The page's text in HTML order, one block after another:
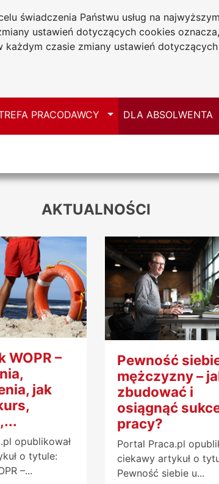
świadczenia Państwu usług na
ustawień dotyczących cookies
czasie zmiany ustawień
Mapa serwisu
PRACODAWCY PrzełączDLA ABSOLWENTA
AKTUALNOŚCI
WOPR –
jak
opublikował
o tytule:
–...
Pewność
mężczyzny –
zbudować i
osiągnąć
pracy?
Portal Praca.pl
ciekawy artykuł o
Pewność siebie u...